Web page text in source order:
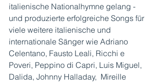
italienische Nationalhymne gelang -
und produzierte erfolgreiche Songs für
viele weitere italienische und
internationale Sänger wie Adriano
Celentano, Fausto Leali, Ricchi e
Poveri, Peppino di Capri, Luis Miguel,
Dalida, Johnny Halladay,  Mireille